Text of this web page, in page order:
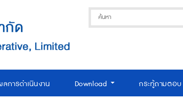
ลการดำเนินงาน Download กระทู้ถามตอบ